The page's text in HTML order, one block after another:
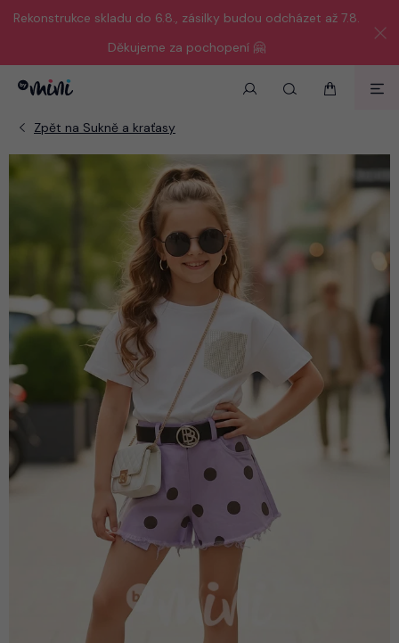
Rekonstrukce skladu do 6.8., zásilky budou odcházet až 7.8.
Děkujeme za pochopení 🤗